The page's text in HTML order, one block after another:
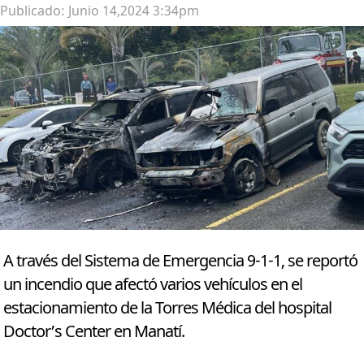
Publicado: Junio 14,2024 3:34pm
A través del Sistema de Emergencia 9-1-1, se reportó
un incendio que afectó varios vehículos en el
estacionamiento de la Torres Médica del hospital
Doctor’s Center en Manatí.